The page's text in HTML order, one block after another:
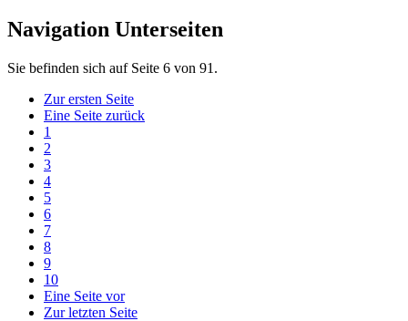
Navigation Unterseiten
Sie befinden sich auf Seite 6 von 91.
Zur ersten Seite
Eine Seite zurück
1
2
3
4
5
6
7
8
9
10
Eine Seite vor
Zur letzten Seite